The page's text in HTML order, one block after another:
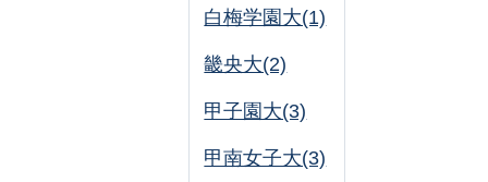
白梅学園大(1)
畿央大(2)
甲子園大(3)
甲南女子大(3)